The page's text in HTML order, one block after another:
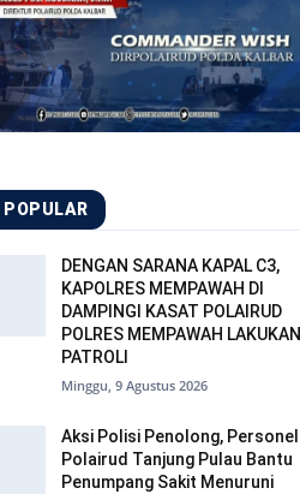
POPULAR
DENGAN SARANA KAPAL C3,
KAPOLRES MEMPAWAH DI
DAMPINGI KASAT POLAIRUD
POLRES MEMPAWAH LAKUKAN
PATROLI
Minggu, 9 Agustus 2026
Aksi Polisi Penolong, Personel
Polairud Tanjung Pulau Bantu
Penumpang Sakit Menuruni